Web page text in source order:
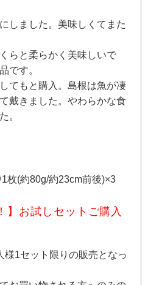
しました。美味しくてまた
らと柔らかく美味しいで
です。
てもと購入。島根は魚が凄
戴きました。やわらかな食
。
(約80g/約23cm前後)×3
】お試しセットご購入
様1セット限りの販売となっ